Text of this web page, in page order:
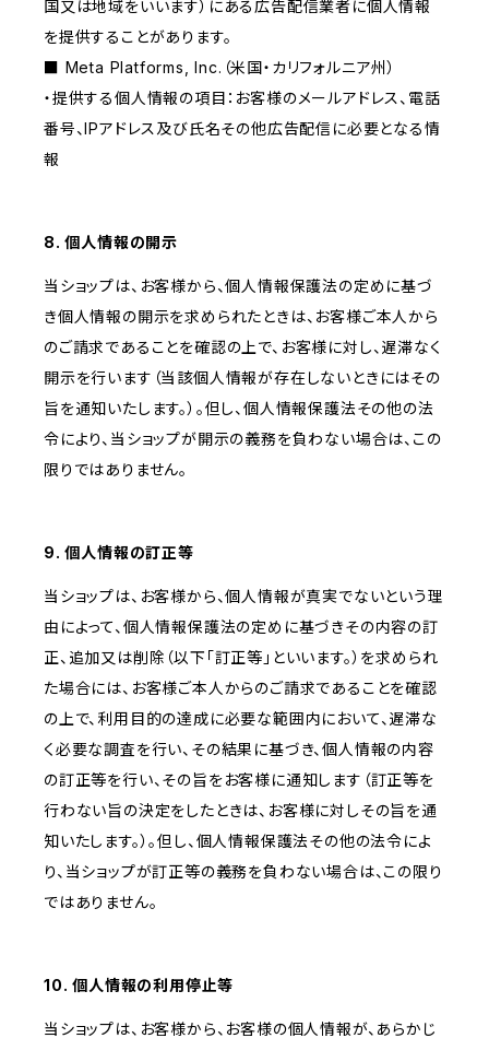
国又は地域をいいます）にある広告配信業者に個人情報
を提供することがあります。
■ Meta Platforms, Inc.（米国・カリフォルニア州）
・提供する個人情報の項目：お客様のメールアドレス、電話
番号、IPアドレス及び氏名その他広告配信に必要となる情
報
8. 個人情報の開示
当ショップは、お客様から、個人情報保護法の定めに基づ
き個人情報の開示を求められたときは、お客様ご本人から
のご請求であることを確認の上で、お客様に対し、遅滞なく
開示を行います（当該個人情報が存在しないときにはその
旨を通知いたします。）。但し、個人情報保護法その他の法
令により、当ショップが開示の義務を負わない場合は、この
限りではありません。
9. 個人情報の訂正等
当ショップは、お客様から、個人情報が真実でないという理
由によって、個人情報保護法の定めに基づきその内容の訂
正、追加又は削除（以下「訂正等」といいます。）を求められ
た場合には、お客様ご本人からのご請求であることを確認
の上で、利用目的の達成に必要な範囲内において、遅滞な
く必要な調査を行い、その結果に基づき、個人情報の内容
の訂正等を行い、その旨をお客様に通知します（訂正等を
行わない旨の決定をしたときは、お客様に対しその旨を通
知いたします。）。但し、個人情報保護法その他の法令によ
り、当ショップが訂正等の義務を負わない場合は、この限り
ではありません。
10. 個人情報の利用停止等
当ショップは、お客様から、お客様の個人情報が、あらかじ